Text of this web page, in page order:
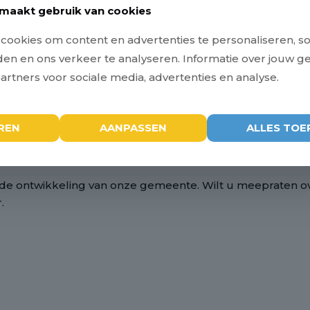
– het plan waarin staat hoe onze leefomgeving
bijeenkomsten, waarin inwoners en
–
–
Bedrijventerrein
–Energietransitie
vanaf 19.15 uur)
ontwikkeling van onze gemeente. Wilt u meepraten
gebruik van cookies
om content en advertenties te personaliseren,
en ons verkeer te analyseren. Informatie over jouw
voor sociale media, advertenties en analyse.
AANPASSEN ALLES